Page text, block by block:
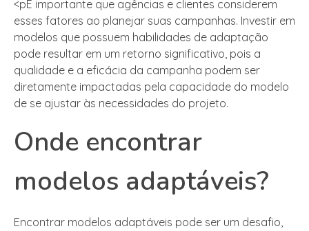
<pÉ importante que agências e clientes considerem
esses fatores ao planejar suas campanhas. Investir em
modelos que possuem habilidades de adaptação
pode resultar em um retorno significativo, pois a
qualidade e a eficácia da campanha podem ser
diretamente impactadas pela capacidade do modelo
de se ajustar às necessidades do projeto.
Onde encontrar
modelos adaptáveis?
Encontrar modelos adaptáveis pode ser um desafio,